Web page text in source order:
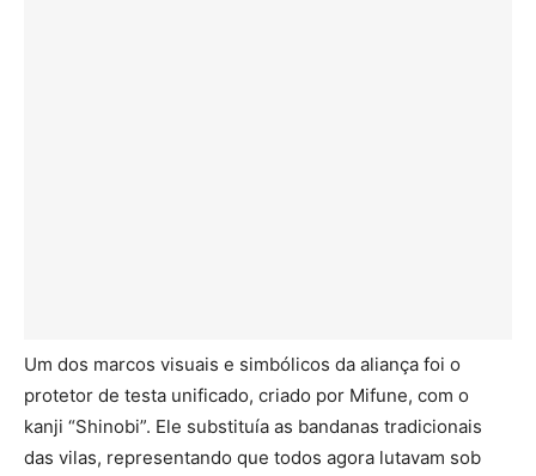
Um dos marcos visuais e simbólicos da aliança foi o
protetor de testa unificado, criado por Mifune, com o
kanji “Shinobi”. Ele substituía as bandanas tradicionais
das vilas, representando que todos agora lutavam sob